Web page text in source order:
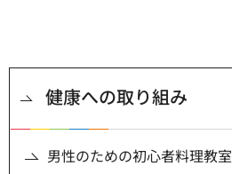
健康への取り組み
男性のための初心者料理教室